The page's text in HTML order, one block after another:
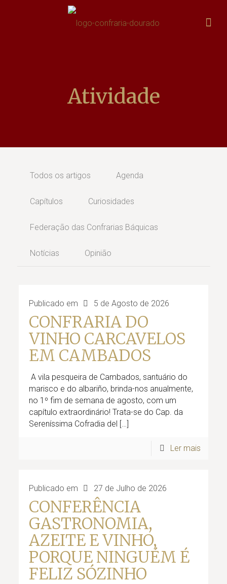
Atividade
Todos os artigos Agenda
Capítulos Curiosidades
Federação das Confrarias Báquicas
Notícias Opinião
Publicado em 5 de Agosto de 2026
CONFRARIA DO
VINHO CARCAVELOS
EM CAMBADOS
A vila pesqueira de Cambados, santuário do
marisco e do albariño, brinda-nos anualmente,
no 1º fim de semana de agosto, com um
capítulo extraordinário! Trata-se do Cap. da
Sereníssima Cofradia del […]
Ler mais
Publicado em 27 de Julho de 2026
CONFERÊNCIA
GASTRONOMIA,
AZEITE E VINHO,
PORQUE NINGUÉM É
FELIZ SÓZINHO